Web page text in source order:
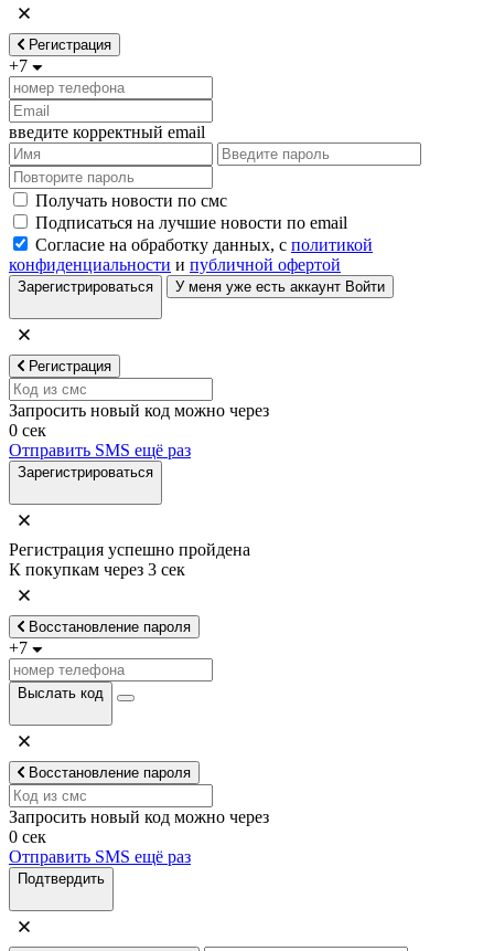
Регистрация
+7
введите корректный email
Получать новости по смс
Подписаться на лучшие новости по email
Согласие на обработку данных, с политикой
конфиденциальности и публичной офертой
Зарегистрироваться У меня уже есть аккаунт Войти
Регистрация
Запросить новый код можно через
0 сек
Отправить SMS ещё раз
Зарегистрироваться
Регистрация успешно пройдена
К покупкам через 3 сек
Восстановление пароля
+7
Выслать код
Восстановление пароля
Запросить новый код можно через
0 сек
Отправить SMS ещё раз
Подтвердить